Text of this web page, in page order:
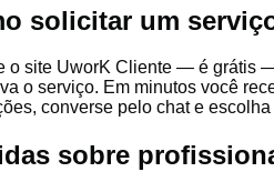
solicitar um
o site UworK Cliente — é grátis
o serviço. Em minutos você
converse pelo chat e
sobre